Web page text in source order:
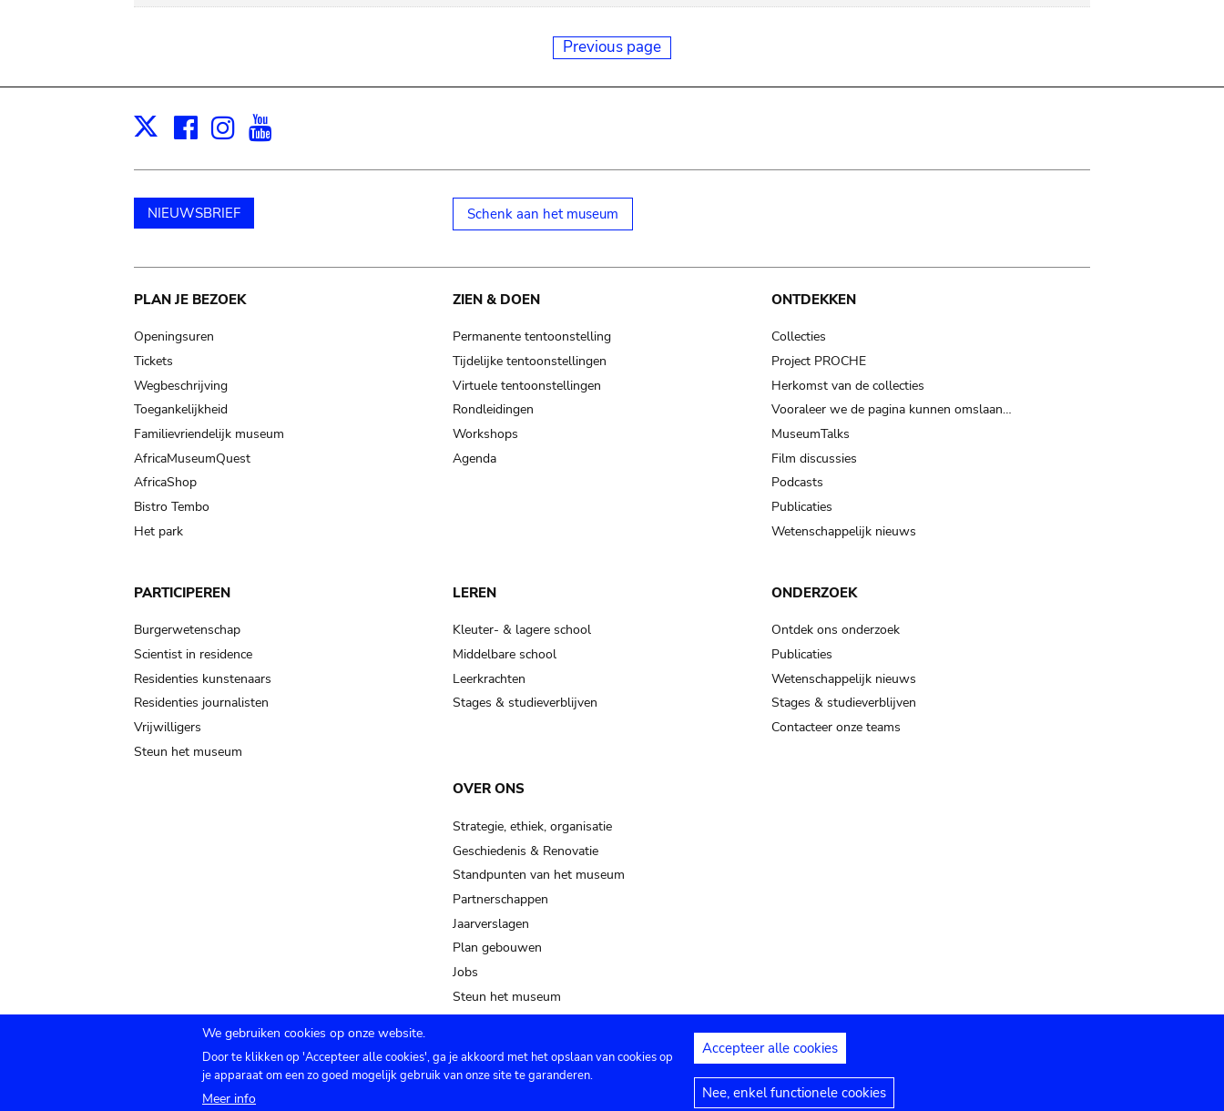
Previous page
X Facebook
Instagram
NIEUWSBRIEF Schenk aan het museum
Main
navigation
PLAN JE BEZOEK
Openingsuren
Tickets
Wegbeschrijving
Toegankelijkheid
Familievriendelijk museum
AfricaMuseumQuest
AfricaShop
Bistro Tembo
Het park
ZIEN & DOEN
Permanente tentoonstelling
Tijdelijke tentoonstellingen
Virtuele tentoonstellingen
Rondleidingen
Workshops
Agenda
ONTDEKKEN
Collecties
Project PROCHE
Herkomst van de collecties
Vooraleer we de pagina kunnen omslaan…
MuseumTalks
Film discussies
Podcasts
Publicaties
Wetenschappelijk nieuws
PARTICIPEREN
Burgerwetenschap
Scientist in residence
Residenties kunstenaars
Residenties journalisten
Vrijwilligers
Steun het museum
LEREN
Kleuter- & lagere school
Middelbare school
Leerkrachten
Stages & studieverblijven
ONDERZOEK
Ontdek ons onderzoek
Publicaties
Wetenschappelijk nieuws
Stages & studieverblijven
Contacteer onze teams
OVER ONS
Strategie, ethiek, organisatie
Geschiedenis & Renovatie
Standpunten van het museum
Partnerschappen
Jaarverslagen
Plan gebouwen
Jobs
Steun het museum
Submenu
Agenda Pers Zaalverhuur Contact Privacy instellingen Juridische mededelingen
We gebruiken cookies op onze website.
Door te klikken op 'Accepteer alle cookies', ga je akkoord met het opslaan van cookies op
je apparaat om een zo goed mogelijk gebruik van onze site te garanderen.
Meer info
Accepteer alle cookies
Nee, enkel functionele cookies